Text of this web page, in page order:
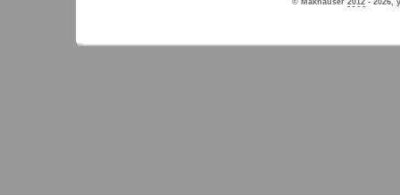
© Makhauser 2012- 2026,